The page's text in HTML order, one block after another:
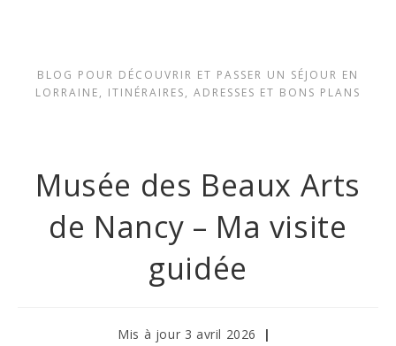
BLOG POUR DÉCOUVRIR ET PASSER UN SÉJOUR EN
LORRAINE, ITINÉRAIRES, ADRESSES ET BONS PLANS
Musée des Beaux Arts
de Nancy – Ma visite
guidée
Mis à jour 3 avril 2026